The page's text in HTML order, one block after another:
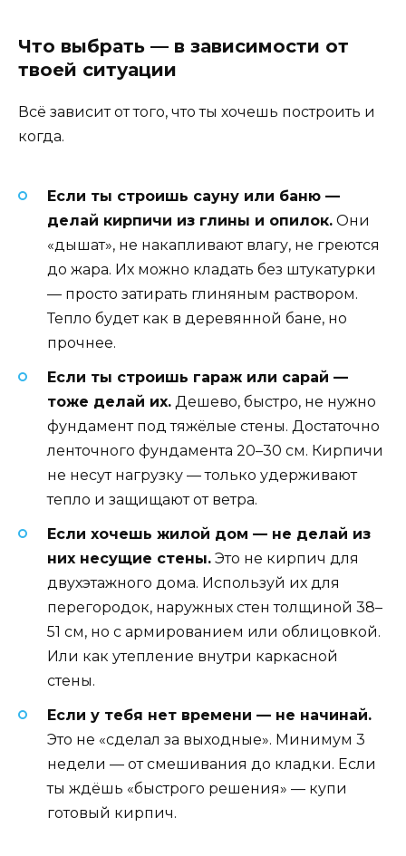
Что выбрать — в зависимости от
твоей ситуации
Всё зависит от того, что ты хочешь построить и
когда.
Если ты строишь сауну или баню —
делай кирпичи из глины и опилок. Они
«дышат», не накапливают влагу, не греются
до жара. Их можно кладать без штукатурки
— просто затирать глиняным раствором.
Тепло будет как в деревянной бане, но
прочнее.
Если ты строишь гараж или сарай —
тоже делай их. Дешево, быстро, не нужно
фундамент под тяжёлые стены. Достаточно
ленточного фундамента 20–30 см. Кирпичи
не несут нагрузку — только удерживают
тепло и защищают от ветра.
Если хочешь жилой дом — не делай из
них несущие стены. Это не кирпич для
двухэтажного дома. Используй их для
перегородок, наружных стен толщиной 38–
51 см, но с армированием или облицовкой.
Или как утепление внутри каркасной
стены.
Если у тебя нет времени — не начинай.
Это не «сделал за выходные». Минимум 3
недели — от смешивания до кладки. Если
ты ждёшь «быстрого решения» — купи
готовый кирпич.